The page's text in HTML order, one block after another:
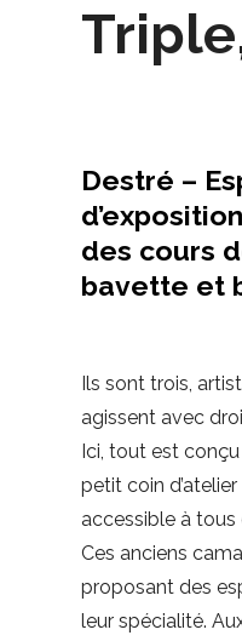
Destré –
des cours
bavette et
Ils sont trois,
agissent avec
Ici, tout est
petit coin
accessible à
Ces anciens
proposant des
leur spécialité.